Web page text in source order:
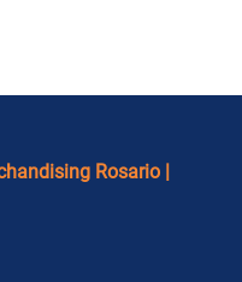
Rosario |